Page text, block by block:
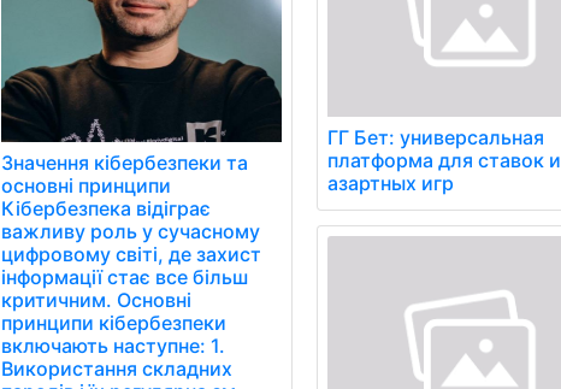
Значення кібербезпеки та
основні принципи
Кібербезпека відіграє
важливу роль у сучасному
цифровому світі, де захист
інформації стає все більш
критичним. Основні
принципи кібербезпеки
включають наступне: 1.
Використання складних
ГГ Бет: универсальная
платформа для ставок и
азартных игр